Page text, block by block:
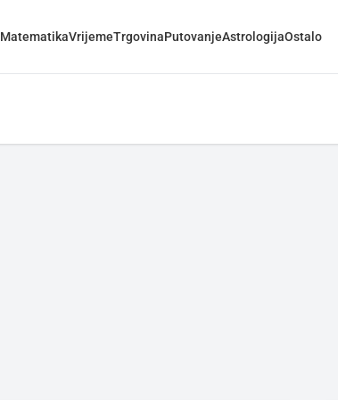
MatematikaVrijemeTrgovinaPutovanjeAstrologijaOstalo